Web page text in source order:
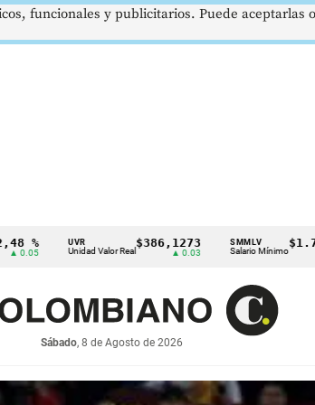
Real
$386,1273
▲ 0.03
SMMLV
Salario Mínimo
$1.750.905
—
Sábado, 8 de Agosto de 2026
funcionales y publicitarios. Puede aceptarlas